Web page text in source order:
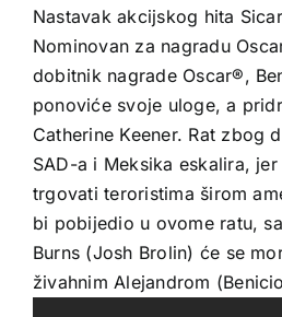
Nastavak akcijskog hita
Nominovan za nagradu
dobitnik nagrade Oscar®,
ponoviće svoje uloge, a
Catherine Keener. Rat zbog
SAD-a i Meksika eskalira,
trgovati teroristima širom
bi pobijedio u ovome ratu,
Burns (Josh Brolin) će se
živahnim Alejandrom